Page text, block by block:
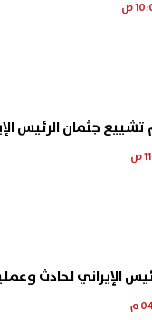
جثمان الرئيس
الإيراني لحادث